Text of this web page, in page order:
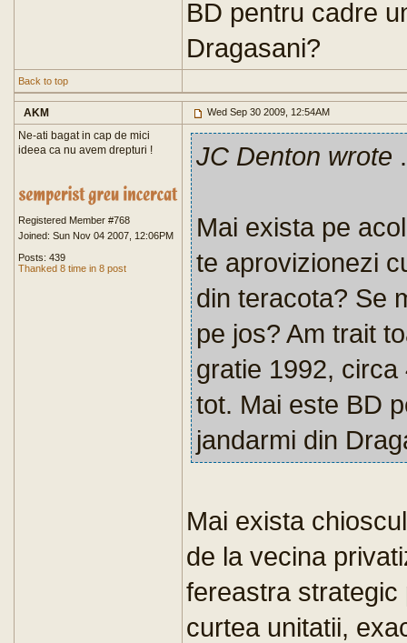
BD pentru cadre
Dragasani?
Back to top
AKM Wed Sep 30 2009, 12:54AM
Ne-ati bagat in cap de mici
ideea ca nu avem drepturi !
Registered Member #768
Joined: Sun Nov 04 2007, 12:06PM
Posts: 439
Thanked 8 time in 8 post
JC Denton wrote
Mai exista pe
te aprovizionezi
din teracota? Se
pe jos? Am trait
gratie 1992,
tot. Mai este BD
jandarmi din
Mai exista
de la vecina
fereastra
curtea unitatii,